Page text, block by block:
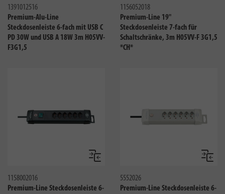
1391012516
Premium-Alu-Line
Steckdosenleiste 6-fach mit USB C
PD 30W und USB A 18W 3m H05VV-
F3G1,5
1156052018
Premium-Line 19"
Steckdosenleiste 7-fach für
Schaltschränke, 3m H05VV-F 3G1,5
*CH*
Vergleichen
1158002016
Premium-Line Steckdosenleiste 6-
5552026
Premium-Line Steckdosenleiste 6-